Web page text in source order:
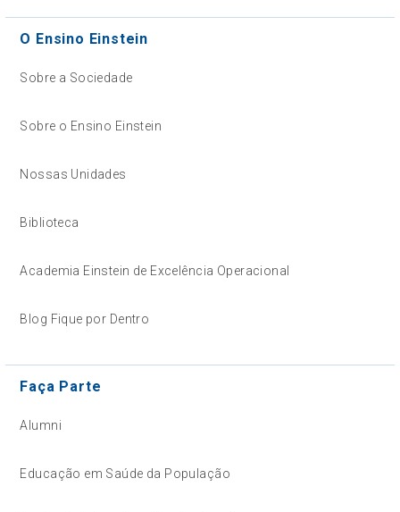
O Ensino Einstein
Sobre a Sociedade
Sobre o Ensino Einstein
Nossas Unidades
Biblioteca
Academia Einstein de Excelência Operacional
Blog Fique por Dentro
Faça Parte
Alumni
Educação em Saúde da População